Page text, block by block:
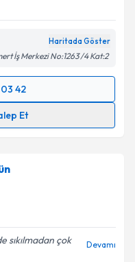
Haritada Göster
İş Merkezi No:1263 /4 Kat:2
03 42
Et
için bir takvim
sıkılmadan çok
Devamı